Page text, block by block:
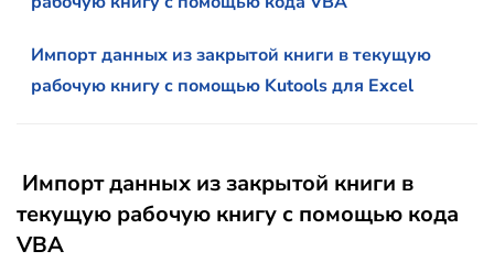
Импорт данных из закрытой книги в текущую
рабочую книгу с помощью Kutools для Excel
Импорт данных из закрытой книги в
текущую рабочую книгу с помощью кода
VBA